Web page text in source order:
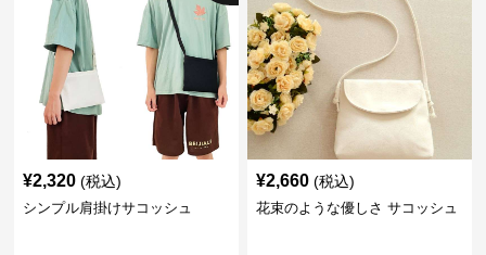
¥2,320 (税込)
シンプル肩掛けサコッシュ
¥2,660 (税込)
花束のような優しさ サコッシュ